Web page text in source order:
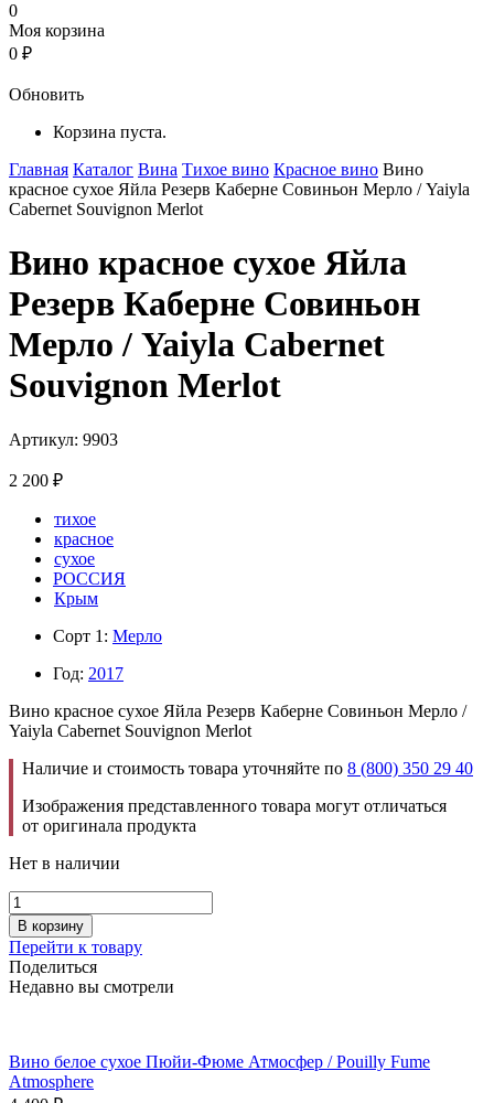
0
Моя корзина
0 ₽
Обновить
Корзина пуста.
Главная Каталог Вина Тихое вино Красное вино Вино
красное сухое Яйла Резерв Каберне Совиньон Мерло / Yaiyla
Cabernet Souvignon Merlot
Вино красное сухое Яйла
Резерв Каберне Совиньон
Мерло / Yaiyla Cabernet
Souvignon Merlot
Артикул: 9903
2 200 ₽
тихое
красное
сухое
РОССИЯ
Крым
Сорт 1: Мерло
Год: 2017
Вино красное сухое Яйла Резерв Каберне Совиньон Мерло /
Yaiyla Cabernet Souvignon Merlot
Наличие и стоимость товара уточняйте по 8 (800) 350 29 40
Изображения представленного товара могут отличаться
от оригинала продукта
Нет в наличии
В корзину
Перейти к товару
Поделиться
Недавно вы смотрели
Вино белое сухое Пюйи-Фюме Атмосфер / Pouilly Fume
Atmosphere